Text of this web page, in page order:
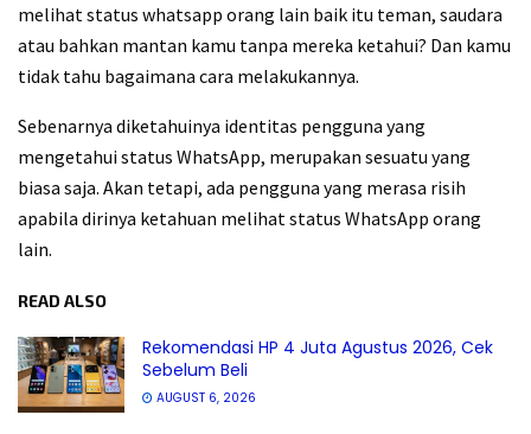
melihat status whatsapp orang lain baik itu teman, saudara
atau bahkan mantan kamu tanpa mereka ketahui? Dan kamu
tidak tahu bagaimana cara melakukannya.
Sebenarnya diketahuinya identitas pengguna yang
mengetahui status WhatsApp, merupakan sesuatu yang
biasa saja. Akan tetapi, ada pengguna yang merasa risih
apabila dirinya ketahuan melihat status WhatsApp orang
lain.
READ ALSO
Rekomendasi HP 4 Juta Agustus 2026, Cek
Sebelum Beli
AUGUST 6, 2026